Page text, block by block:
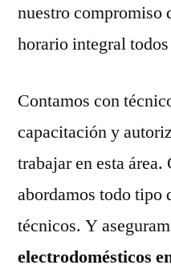
nuestro compromiso
horario integral
Contamos con
capacitación y
trabajar en esta área.
abordamos todo tipo
técnicos. Y
electrodomésticos